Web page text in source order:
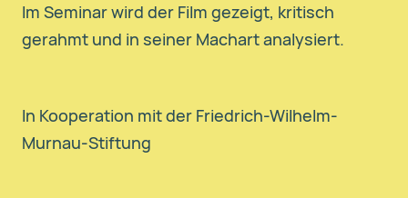
Im Seminar wird der Film gezeigt, kritisch
gerahmt und in seiner Machart analysiert.
In Kooperation mit der Friedrich-Wilhelm-
Murnau-Stiftung